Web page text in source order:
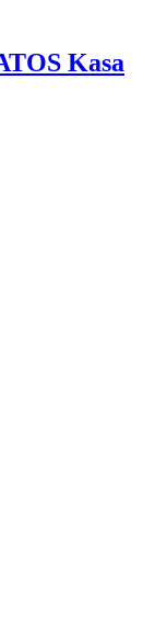
Kasa